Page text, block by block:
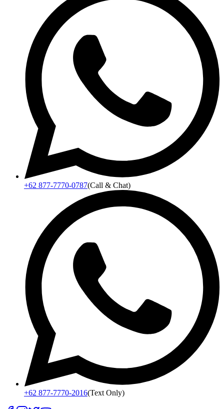
+62 877-7770-0787(Call & Chat)
+62 877-7770-2016(Text Only)